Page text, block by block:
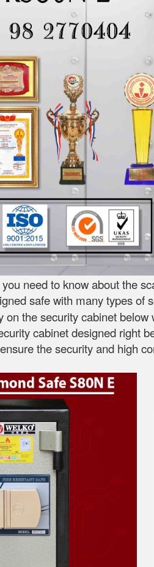
need to know about the
safe with many types of
the security cabinet
cabinet designed right
the security and high